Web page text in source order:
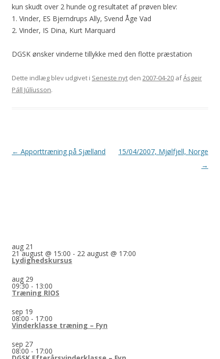
kun skudt over 2 hunde og resultatet af prøven blev:
1. Vinder, ES Bjerndrups Ally, Svend Åge Vad
2. Vinder, IS Dina, Kurt Marquard
DGSK ønsker vinderne tillykke med den flotte præstation
Dette indlæg blev udgivet i Seneste nyt den 2007-04-20 afÁsgeir
Páll Júlíusson.
Indlægsnavigation
← Apporttræning på Sjælland
15/04/2007, Mjølfjell, Norge
→
aug 21
21 august @ 15:00 - 22 august @ 17:00
Lydighedskursus
aug 29
09:30 - 13:00
Træning RIOS
sep 19
08:00 - 17:00
Vinderklasse træning – Fyn
sep 27
08:00 - 17:00